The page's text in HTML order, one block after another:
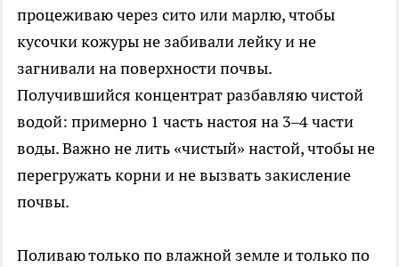
процеживаю через сито или марлю, чтобы
кусочки кожуры не забивали лейку и не
загнивали на поверхности почвы.
Получившийся концентрат разбавляю чистой
водой: примерно 1 часть настоя на 3–4 части
воды. Важно не лить «чистый» настой, чтобы не
перегружать корни и не вызвать закисление
почвы.
Поливаю только по влажной земле и только по